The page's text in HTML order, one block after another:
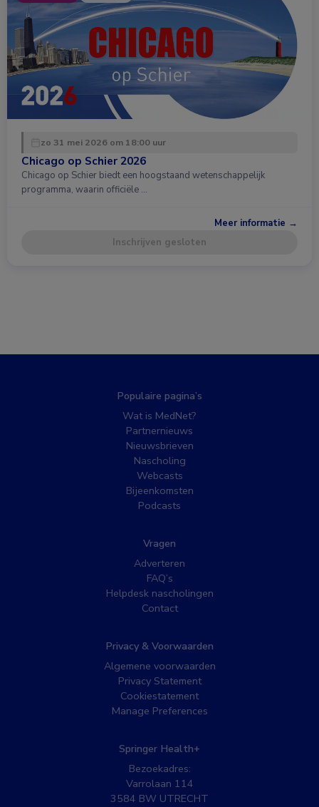
zo 31 mei 2026 om 18:00 uur
Chicago op Schier 2026
Chicago op Schier biedt een hoogstaand wetenschappelijk
programma, waarin officiële …
Meer informatie →
Inschrijven gesloten
Populaire pagina’s
Wat is MedNet?
Partnernieuws
Nieuwsbrieven
Nascholing
Webcasts
Bijeenkomsten
Podcasts
Vragen
Adverteren
FAQ’s
Helpdesk nascholingen
Contact
Privacy & Voorwaarden
Algemene voorwaarden
Privacy Statement
Cookiestatement
Manage Preferences
Springer Health+
Bezoekadres:
Varrolaan 114
3584 BW UTRECHT